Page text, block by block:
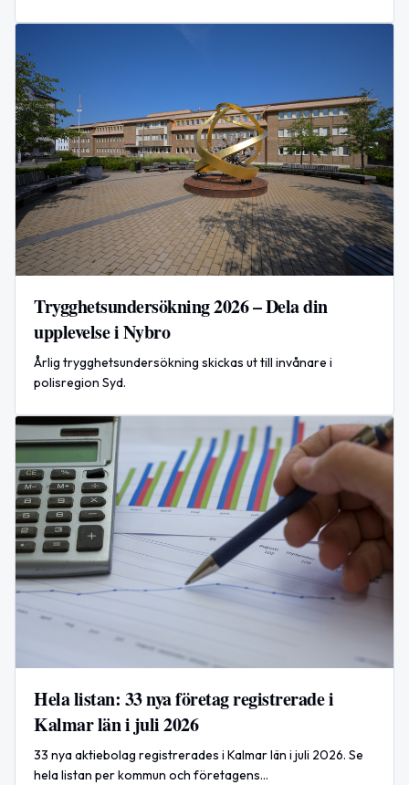
Trygghetsundersökning 2026 – Dela din
upplevelse i Nybro
Årlig trygghetsundersökning skickas ut till invånare i
polisregion Syd.
Hela listan: 33 nya företag registrerade i
Kalmar län i juli 2026
33 nya aktiebolag registrerades i Kalmar län i juli 2026. Se
hela listan per kommun och företagens